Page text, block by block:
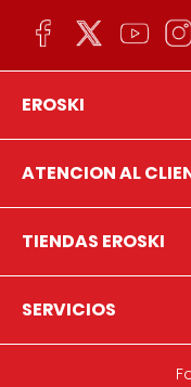
EROSKI
ATENCION AL
TIENDAS EROSKI
SERVICIOS